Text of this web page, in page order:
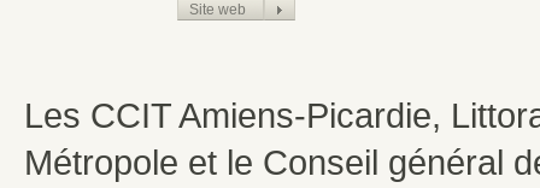
Site web
Les CCIT Amiens-Picardie,
Métropole et le Conseil général